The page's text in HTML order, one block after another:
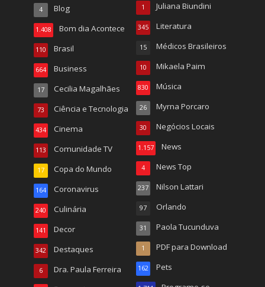
Blog
4
Bom dia Acontece
1.408
Brasil
110
Business
664
Cecilia Magalhães
17
Ciência e Tecnologia
73
Cinema
434
Comunidade TV
113
Copa do Mundo
17
Coronavirus
164
Culinária
240
Decor
141
Destaques
342
Dra. Paula Ferreira
6
Juliana Biundini
1
Literatura
345
Médicos Brasileiros
15
Mikaela Paim
10
Música
830
Myrna Porcaro
26
Negócios Locais
30
News
1.157
News Top
4
Nilson Lattari
237
Orlando
97
Paola Tucunduva
31
PDF para Download
1
Pets
162